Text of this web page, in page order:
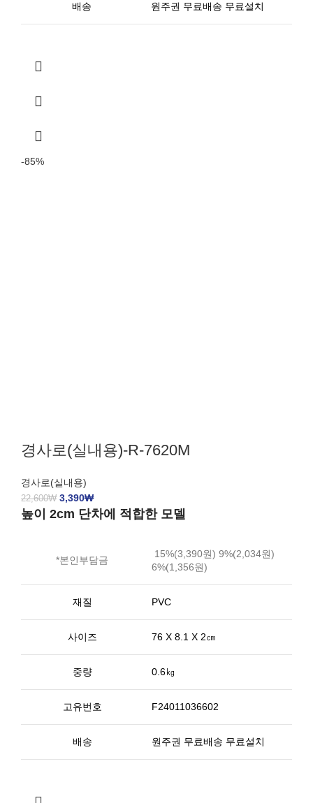
배송 원주권 무료배송 무료설치
-85%
경사로(실내용)-R-7620M
경사로(실내용)
22,600₩ 3,390₩
높이 2cm 단차에 적합한 모델
*본인부담금
15%(3,390원) 9%(2,034원)
6%(1,356원)
재질 PVC
사이즈 76 X 8.1 X 2㎝
중량 0.6㎏
고유번호 F24011036602
배송 원주권 무료배송 무료설치